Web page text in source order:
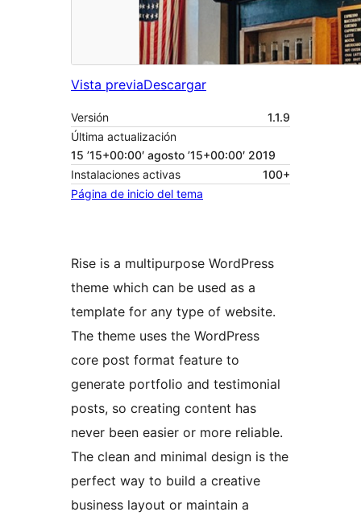
Vista previaDescargar
Versión
1.1.9
Última actualización
15 ’15+00:00′ agosto ’15+00:00′ 2019
Instalaciones activas
100+
Página de inicio del tema
Rise is a multipurpose WordPress
theme which can be used as a
template for any type of website.
The theme uses the WordPress
core post format feature to
generate portfolio and testimonial
posts, so creating content has
never been easier or more reliable.
The clean and minimal design is the
perfect way to build a creative
business layout or maintain a